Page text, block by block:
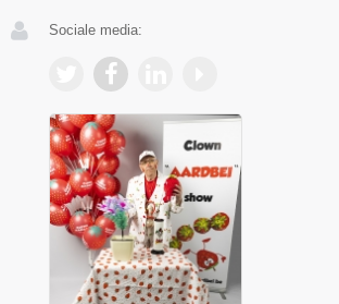
Sociale media: